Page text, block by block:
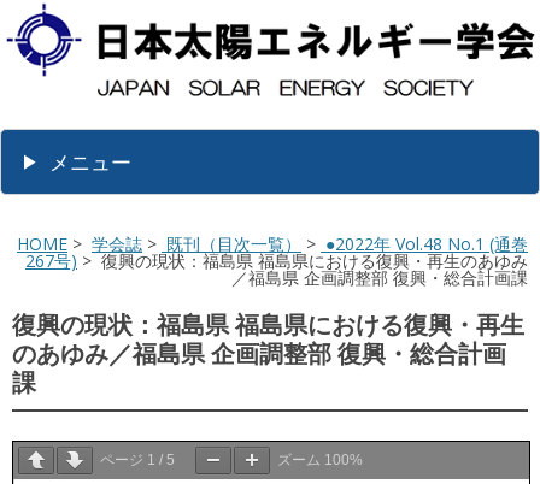
メニュー
HOME > 学会誌 > 既刊（目次一覧） > ●2022年 Vol.48 No.1 (通巻
267号) > 復興の現状：福島県 福島県における復興・再生のあゆみ
／福島県 企画調整部 復興・総合計画課
復興の現状：福島県 福島県における復興・再生
のあゆみ／福島県 企画調整部 復興・総合計画
課
ページ 1 / 5 ズーム 100%